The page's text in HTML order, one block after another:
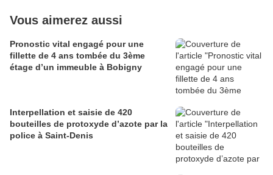
Vous aimerez aussi
Pronostic vital engagé pour une
fillette de 4 ans tombée du 3ème
étage d’un immeuble à Bobigny
Interpellation et saisie de 420
bouteilles de protoxyde d’azote par la
police à Saint-Denis